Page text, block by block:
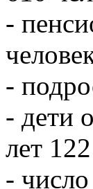
-
-
- дети
лет 122
-